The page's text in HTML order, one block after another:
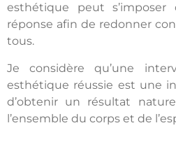
esthétique peut
réponse afin de redonner
tous.
Je considère qu’une
esthétique réussie est une
d’obtenir un résultat
l’ensemble du corps et de